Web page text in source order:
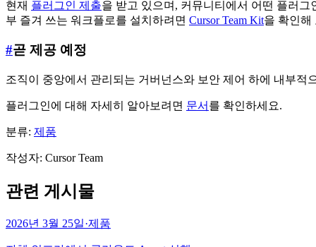
현재 플러그인 제출을 받고 있으며, 커뮤니티에서 어떤 플러
부 즐겨 쓰는 워크플로를 설치하려면 Cursor Team Kit을 확인해
#곧 제공 예정
조직이 중앙에서 관리되는 거버넌스와 보안 제어 하에 내부
플러그인에 대해 자세히 알아보려면 문서 를 확인하세요.
분류: 제품
작성자: Cursor Team
관련 게시물
2026년 3월 25일·제품